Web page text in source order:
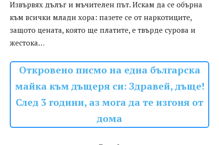
Извървях дълъг и мъчителен път. Искам да се обърна
към всички млади хора: пазете се от наркотиците,
защото цената, която ще платите, е твърде сурова и
жестока…
Откровено писмо на една българска
майка към дъщеря си: Здравей, дъще!
След 3 години, аз мога да те изгоня от
дома